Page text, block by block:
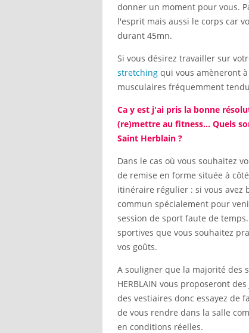
donner un moment pour vous.
l'esprit mais aussi le corps car
durant 45mn.
Si vous désirez travailler sur
stretching qui vous amèneront
musculaires fréquemment
Ca y est j'ai pris la bonne
(re)mettre au fitness... Quels
Saint Herblain ?
Dans le cas où vous souhaitez
de remise en forme située à
itinéraire régulier : si vous avez
commun spécialement pour
session de sport faute de
sportives que vous souhaitez
vos goûts.
A souligner que la majorité des
HERBLAIN vous proposeront
des vestiaires donc essayez de
de vous rendre dans la salle
en conditions réelles.